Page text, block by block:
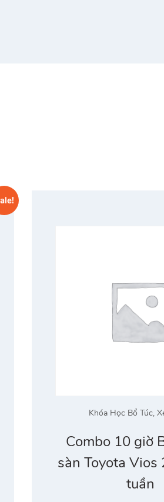
Khóa Học Bổ Túc,
Combo 10 giờ
sàn Toyota Vios
tuần